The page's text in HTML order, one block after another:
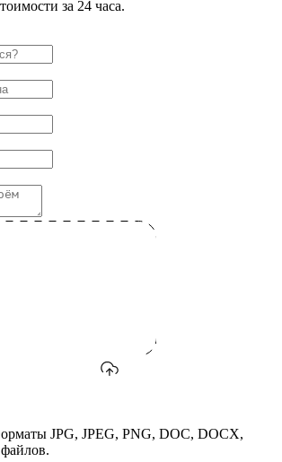
за 24 часа.
JPG, JPEG, PNG, DOC, DOCX,